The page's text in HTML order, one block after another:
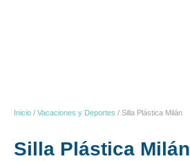
Inicio / Vacaciones y Deportes / Silla Plástica Milán
Silla Plástica Milán